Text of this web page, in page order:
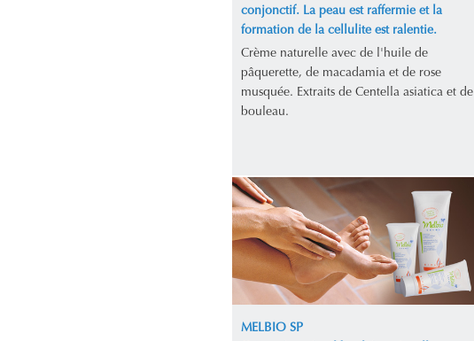
conjonctif. La peau est raffermie et la
formation de la cellulite est ralentie.
Crème naturelle avec de l'huile de
pâquerette, de macadamia et de rose
musquée. Extraits de Centella asiatica et de
bouleau.
MELBIO SP